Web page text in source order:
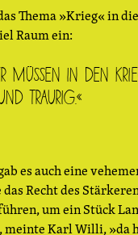
Thema »Krieg« in
Raum ein:
müssen in den
traurig.«
es auch eine
Recht des
um ein Stück
meinte Karl Willi, »da